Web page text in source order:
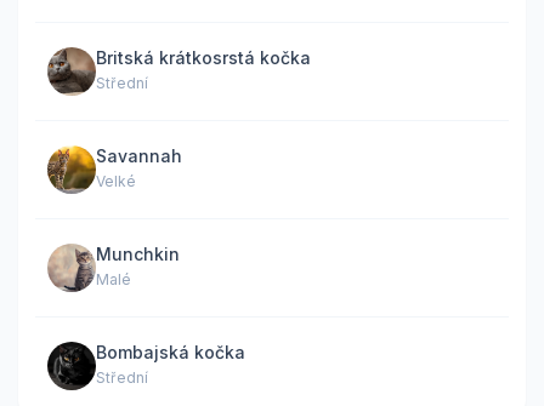
Britská krátkosrstá kočka
Střední
Savannah
Velké
Munchkin
Malé
Bombajská kočka
Střední